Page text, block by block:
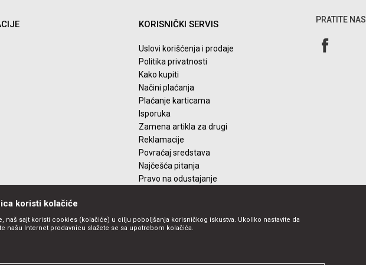
KORISNIČKI SERVIS
Uslovi korišćenja i prodaje
Politika privatnosti
Kako kupiti
Načini plaćanja
Plaćanje karticama
Isporuka
Zamena artikla za drugi
Reklamacije
Povraćaj sredstava
Najčešća pitanja
Pravo na odustajanje
PRATITE NAS
koristi kolačiće
naš sajt koristi cookies (kolačiće) u cilju poboljšanja korisničkog iskustva. Ukoliko nastavite da
našu Internet prodavnicu slažete se sa upotrebom kolačića.